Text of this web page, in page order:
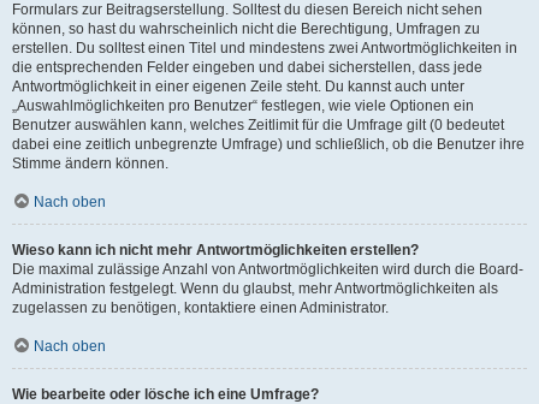
Formulars zur Beitragserstellung. Solltest du diesen Bereich nicht sehen
können, so hast du wahrscheinlich nicht die Berechtigung, Umfragen zu
erstellen. Du solltest einen Titel und mindestens zwei Antwortmöglichkeiten in
die entsprechenden Felder eingeben und dabei sicherstellen, dass jede
Antwortmöglichkeit in einer eigenen Zeile steht. Du kannst auch unter
„Auswahlmöglichkeiten pro Benutzer“ festlegen, wie viele Optionen ein
Benutzer auswählen kann, welches Zeitlimit für die Umfrage gilt (0 bedeutet
dabei eine zeitlich unbegrenzte Umfrage) und schließlich, ob die Benutzer ihre
Stimme ändern können.
Nach oben
Wieso kann ich nicht mehr Antwortmöglichkeiten erstellen?
Die maximal zulässige Anzahl von Antwortmöglichkeiten wird durch die Board-
Administration festgelegt. Wenn du glaubst, mehr Antwortmöglichkeiten als
zugelassen zu benötigen, kontaktiere einen Administrator.
Nach oben
Wie bearbeite oder lösche ich eine Umfrage?